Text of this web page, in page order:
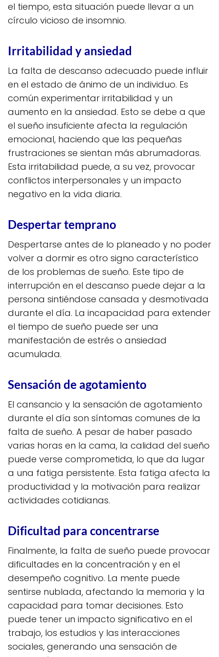
el tiempo, esta situación puede llevar a un
círculo vicioso de insomnio.
Irritabilidad y ansiedad
La falta de descanso adecuado puede influir
en el estado de ánimo de un individuo. Es
común experimentar irritabilidad y un
aumento en la ansiedad. Esto se debe a que
el sueño insuficiente afecta la regulación
emocional, haciendo que las pequeñas
frustraciones se sientan más abrumadoras.
Esta irritabilidad puede, a su vez, provocar
conflictos interpersonales y un impacto
negativo en la vida diaria.
Despertar temprano
Despertarse antes de lo planeado y no poder
volver a dormir es otro signo característico
de los problemas de sueño. Este tipo de
interrupción en el descanso puede dejar a la
persona sintiéndose cansada y desmotivada
durante el día. La incapacidad para extender
el tiempo de sueño puede ser una
manifestación de estrés o ansiedad
acumulada.
Sensación de agotamiento
El cansancio y la sensación de agotamiento
durante el día son síntomas comunes de la
falta de sueño. A pesar de haber pasado
varias horas en la cama, la calidad del sueño
puede verse comprometida, lo que da lugar
a una fatiga persistente. Esta fatiga afecta la
productividad y la motivación para realizar
actividades cotidianas.
Dificultad para concentrarse
Finalmente, la falta de sueño puede provocar
dificultades en la concentración y en el
desempeño cognitivo. La mente puede
sentirse nublada, afectando la memoria y la
capacidad para tomar decisiones. Esto
puede tener un impacto significativo en el
trabajo, los estudios y las interacciones
sociales, generando una sensación de